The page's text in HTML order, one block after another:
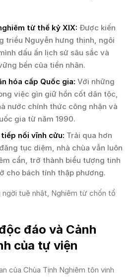
từ thế kỷ XIX: Được kiến
triều Nguyễn hưng thịnh, ngôi
dấu ấn lịch sử sâu sắc và
bền của tiền nhân.
hóa cấp Quốc gia: Với những
việc gìn giữ hồn cốt dân tộc,
nước chính thức công nhận và
gia từ năm 1990.
nối vĩnh cửu: Trải qua hơn
tục diệm, nhà chùa vẫn luôn
cẩn, trở thành biểu tượng tinh
cho bách tính thập phương.
ngời tuệ nhật, Nghiêm từ chốn tổ
đáo và Cảnh
của tự viện
của Chùa Tịnh Nghiêm tôn vinh